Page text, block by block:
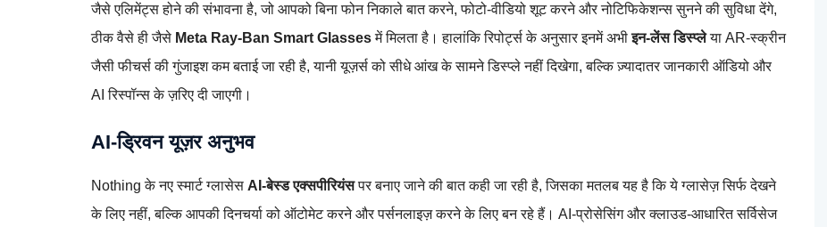
जैसे एलिमेंट्स होने की संभावना है, जो आपको बिना फोन निकाले बात करने, फोटो‑वीडियो शूट करने और नोटिफिकेशन्स सुनने की सुविधा देंगे,
ठीक वैसे ही जैसे Meta Ray‑Ban Smart Glassesमें मिलता है। हालांकि रिपोर्ट्स के अनुसार इनमें अभीइन‑लेंस डिस्प्लेया AR‑स्क्रीन
जैसी फीचर्स की गुंजाइश कम बताई जा रही है, यानी यूज़र्स को सीधे आंख के सामने डिस्प्ले नहीं दिखेगा, बल्कि ज़्यादातर जानकारी ऑडियो और
AI रिस्पॉन्स के ज़रिए दी जाएगी।
AI‑ड्रिवन यूज़र अनुभव
Nothing के नए स्मार्ट ग्लासेस AI‑बेस्ड एक्सपीरियंसपर बनाए जाने की बात कही जा रही है, जिसका मतलब यह है कि ये ग्लासेज़ सिर्फ देखने
के लिए नहीं, बल्कि आपकी दिनचर्या को ऑटोमेट करने और पर्सनलाइज़ करने के लिए बन रहे हैं। AI‑प्रोसेसिंग और क्लाउड‑आधारित सर्विसेज